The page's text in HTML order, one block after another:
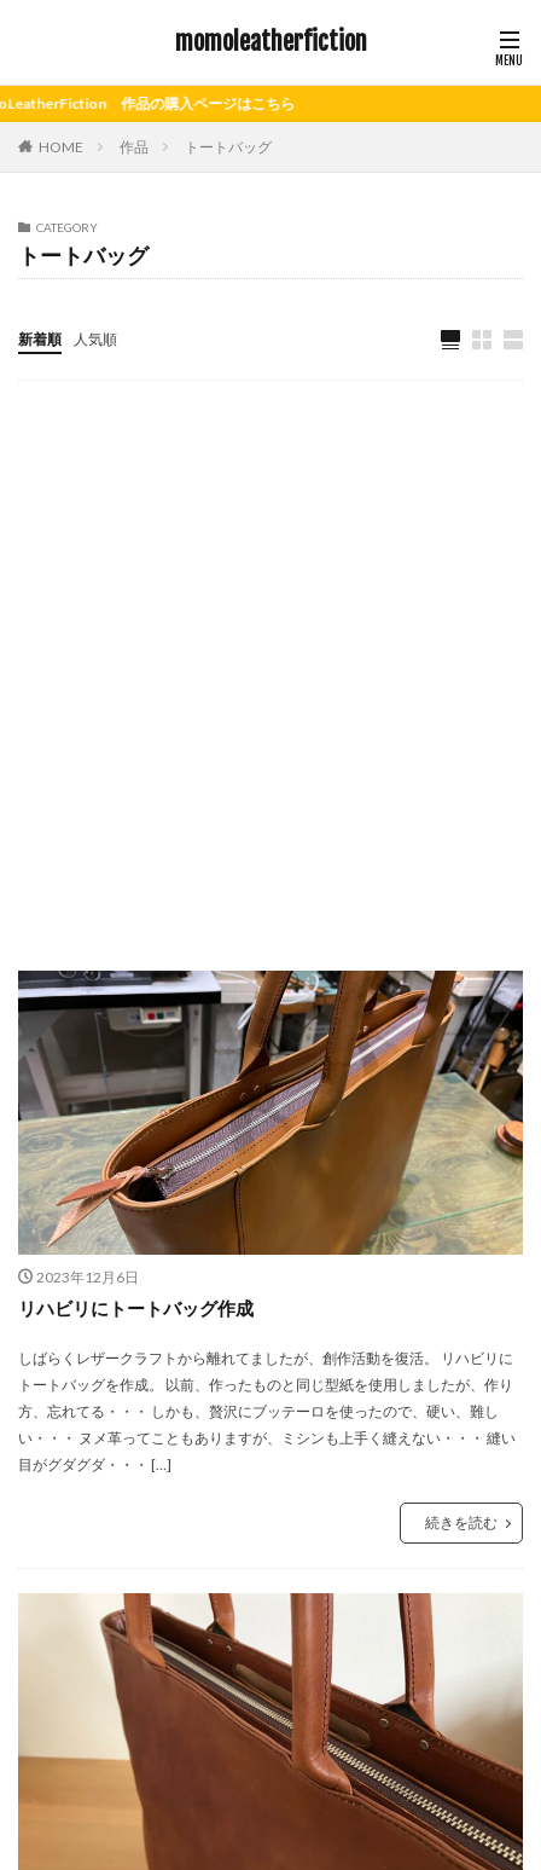
momoleatherfiction
作品の購入ページはこちら
HOME 作品 トートバッグ
CATEGORY
トートバッグ
新着順 人気順
2023年12月6日
リハビリにトートバッグ作成
しばらくレザークラフトから離れてましたが、創作活動を復活。 リハビリに
トートバッグを作成。 以前、作ったものと同じ型紙を使用しましたが、作り
方、忘れてる・・・ しかも、贅沢にブッテーロを使ったので、硬い、難し
い・・・ ヌメ革ってこともありますが、ミシンも上手く縫えない・・・ 縫い
目がグダグダ・・・ […]
続きを読む